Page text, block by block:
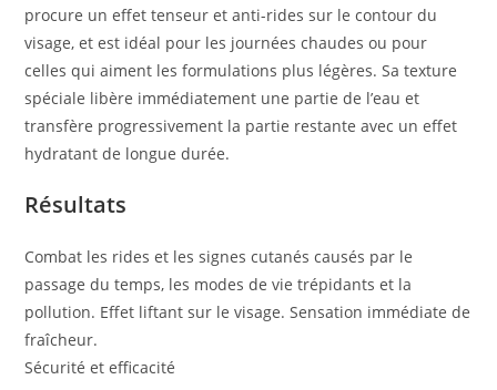
procure un effet tenseur et anti-rides sur le contour du
visage, et est idéal pour les journées chaudes ou pour
celles qui aiment les formulations plus légères. Sa texture
spéciale libère immédiatement une partie de l’eau et
transfère progressivement la partie restante avec un effet
hydratant de longue durée.
Résultats
Combat les rides et les signes cutanés causés par le
passage du temps, les modes de vie trépidants et la
pollution. Effet liftant sur le visage. Sensation immédiate de
fraîcheur.
Sécurité et efficacité